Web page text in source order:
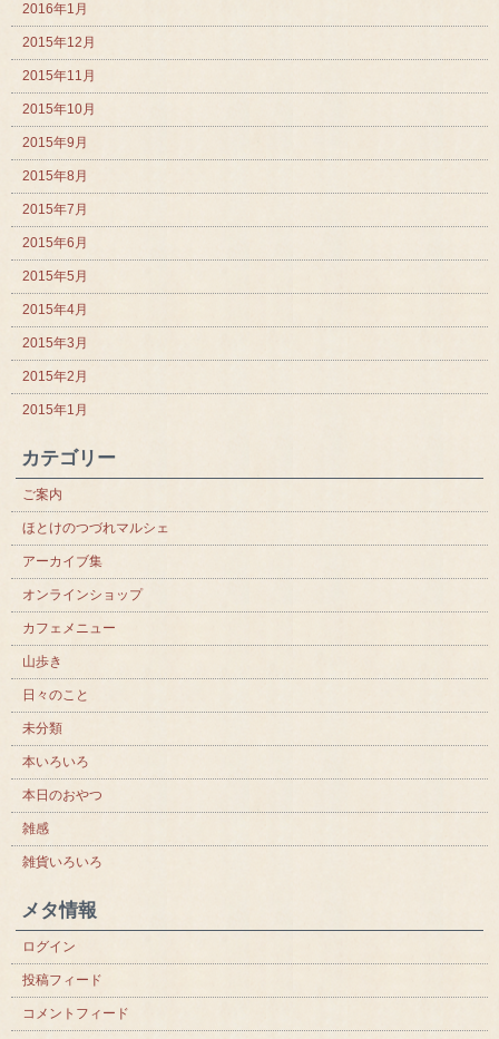
2016年1月
2015年12月
2015年11月
2015年10月
2015年9月
2015年8月
2015年7月
2015年6月
2015年5月
2015年4月
2015年3月
2015年2月
2015年1月
カテゴリー
ご案内
ほとけのつづれマルシェ
アーカイブ集
オンラインショップ
カフェメニュー
山歩き
日々のこと
未分類
本いろいろ
本日のおやつ
雑感
雑貨いろいろ
メタ情報
ログイン
投稿フィード
コメントフィード